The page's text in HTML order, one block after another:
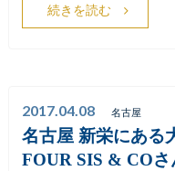
続きを読む
2017.04.08 名古屋
名古屋 新栄にある
FOUR SIS & CO